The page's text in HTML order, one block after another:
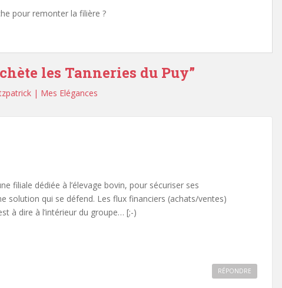
pour remonter la filière ?
les Tanneries du Puy”
| Mes Elégances
filiale dédiée à l’élevage bovin, pour sécuriser ses
solution qui se défend. Les flux financiers (achats/ventes)
à dire à l’intérieur du groupe… [;-)
RÉPONDRE